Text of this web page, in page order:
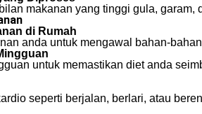
makanan yang tinggi gula,
di Rumah
anda untuk mengawal bahan-
untuk memastikan diet anda
seperti berjalan, berlari, atau